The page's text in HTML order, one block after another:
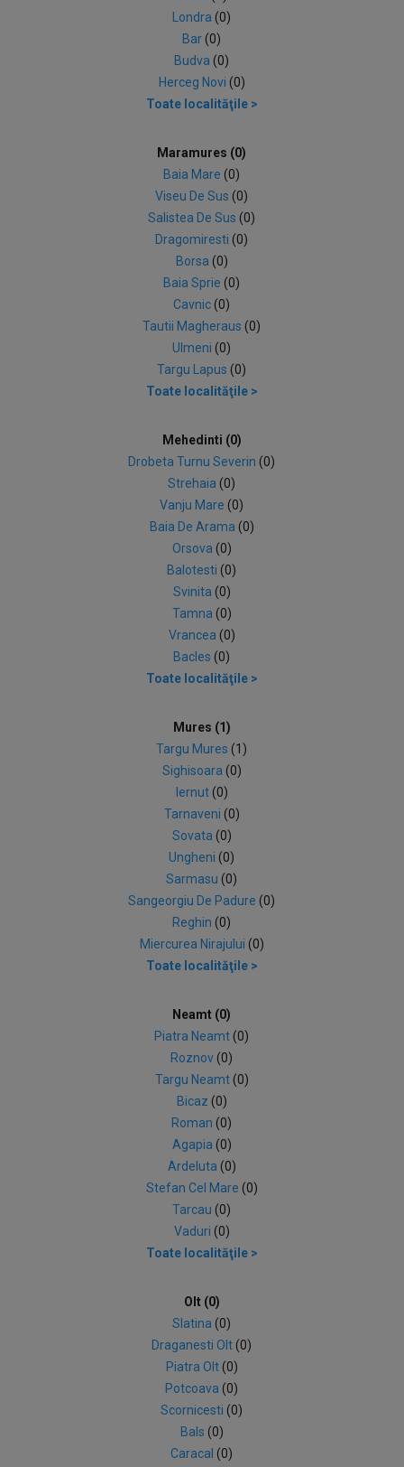
Londra (0)
Bar (0)
Budva (0)
Herceg Novi (0)
Toate localităţile >
Maramures (0)
Baia Mare (0)
Viseu De Sus (0)
Salistea De Sus (0)
Dragomiresti (0)
Borsa (0)
Baia Sprie (0)
Cavnic (0)
Tautii Magheraus (0)
Ulmeni (0)
Targu Lapus (0)
Toate localităţile >
Mehedinti (0)
Drobeta Turnu Severin (0)
Strehaia (0)
Vanju Mare (0)
Baia De Arama (0)
Orsova (0)
Balotesti (0)
Svinita (0)
Tamna (0)
Vrancea (0)
Bacles (0)
Toate localităţile >
Mures (1)
Targu Mures (1)
Sighisoara (0)
Iernut (0)
Tarnaveni (0)
Sovata (0)
Ungheni (0)
Sarmasu (0)
Sangeorgiu De Padure (0)
Reghin (0)
Miercurea Nirajului (0)
Toate localităţile >
Neamt (0)
Piatra Neamt (0)
Roznov (0)
Targu Neamt (0)
Bicaz (0)
Roman (0)
Agapia (0)
Ardeluta (0)
Stefan Cel Mare (0)
Tarcau (0)
Vaduri (0)
Toate localităţile >
Olt (0)
Slatina (0)
Draganesti Olt (0)
Piatra Olt (0)
Potcoava (0)
Scornicesti (0)
Bals (0)
Caracal (0)